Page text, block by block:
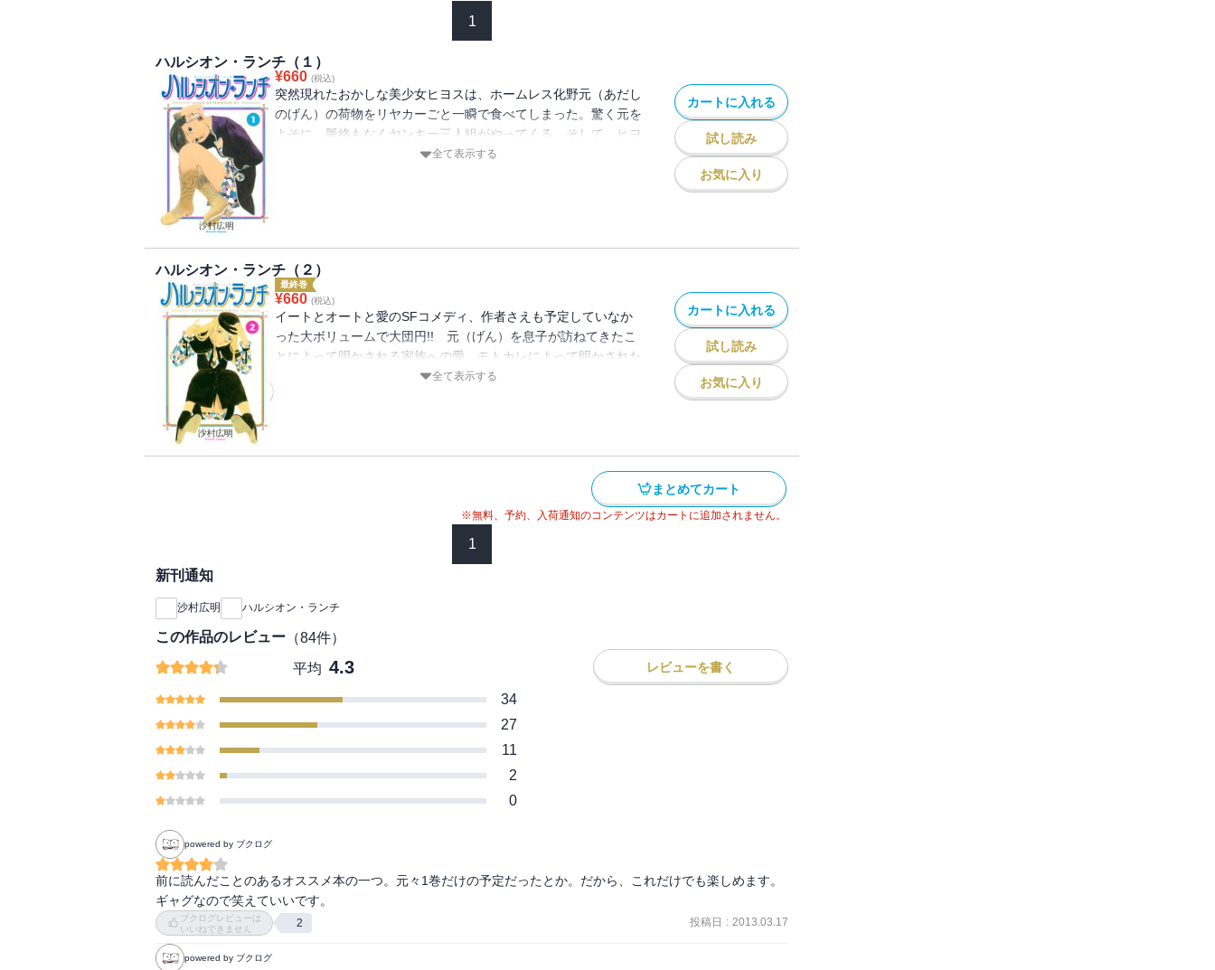
1
ハルシオン・ランチ（１）
¥660 (税込)
突然現れたおかしな美少女ヒヨスは、ホームレス化野元（あだし
のげん）の荷物をリヤカーごと一瞬で食べてしまった。驚く元を
よそに、脈絡もなくヤンキー三人組がやってくる。そして、ヒヨ
スはヤンキーの男二人も一瞬で食べてしまった！ 吐き出せば元
全て表示する
カートに入れる
試し読み
お気に入り
ハルシオン・ランチ（２）
最終巻
¥660 (税込)
イートとオートと愛のSFコメディ、作者さえも予定していなか
った大ボリュームで大団円!! 元（げん）を息子が訪ねてきたこ
とによって明かされる家族への愛。モトカレによって明かされた
メタ子のダメ男への愛。囚われのトリアゾを助けた進次（しん
全て表示する
カートに入れる
試し読み
お気に入り
まとめてカート
※無料、予約、入荷通知のコンテンツはカートに追加されません。
1
新刊通知
沙村広明 ハルシオン・ランチ
この作品のレビュー （84件）
平均 4.3 レビューを書く
34
27
11
2
0
powered by ブクログ
前に読んだことのあるオススメ本の一つ。元々1巻だけの予定だったとか。だから、これだけでも楽しめます。
ギャグなので笑えていいです。
ブクログレビューは
いいねできません
2 投稿日 : 2013.03.17
powered by ブクログ